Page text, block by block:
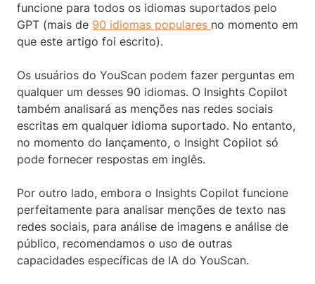
funcione para todos os idiomas suportados pelo
GPT (mais de 90 idiomas populares no momento em
que este artigo foi escrito).
Os usuários do YouScan podem fazer perguntas em
qualquer um desses 90 idiomas. O Insights Copilot
também analisará as menções nas redes sociais
escritas em qualquer idioma suportado. No entanto,
no momento do lançamento, o Insight Copilot só
pode fornecer respostas em inglês.
Por outro lado, embora o Insights Copilot funcione
perfeitamente para analisar menções de texto nas
redes sociais, para análise de imagens e análise de
público, recomendamos o uso de outras
capacidades específicas de IA do YouScan.